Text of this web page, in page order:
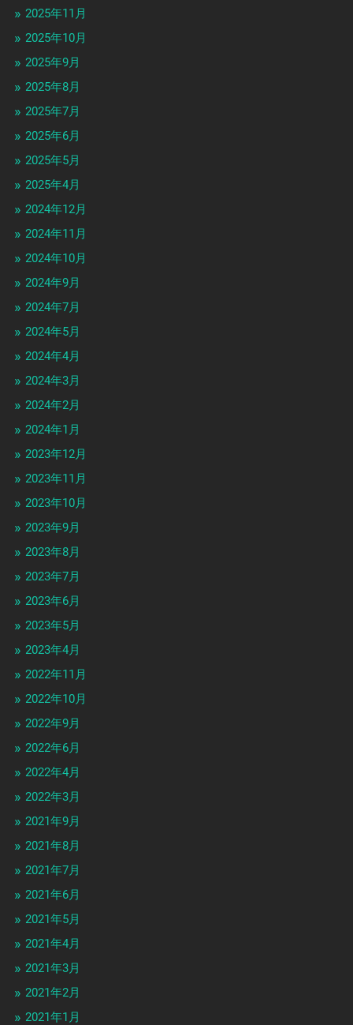
2025年11月
2025年10月
2025年9月
2025年8月
2025年7月
2025年6月
2025年5月
2025年4月
2024年12月
2024年11月
2024年10月
2024年9月
2024年7月
2024年5月
2024年4月
2024年3月
2024年2月
2024年1月
2023年12月
2023年11月
2023年10月
2023年9月
2023年8月
2023年7月
2023年6月
2023年5月
2023年4月
2022年11月
2022年10月
2022年9月
2022年6月
2022年4月
2022年3月
2021年9月
2021年8月
2021年7月
2021年6月
2021年5月
2021年4月
2021年3月
2021年2月
2021年1月